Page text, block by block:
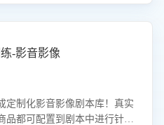
-影音影像
定制化影音影像剧本库！真实
品都可配置到剧本中进行针对